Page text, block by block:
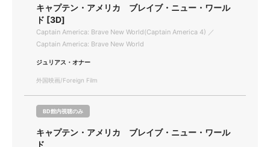
キャプテン・アメリカ ブレイブ・ニュー・ワール
ド [3D]
Captain America: Brave New World(Captain America 4) ／
Captain America: Brave New World
ジュリアス・オナー
外国映画/Foreign Film
BD館内視聴のみ
キャプテン・アメリカ ブレイブ・ニュー・ワール
ド